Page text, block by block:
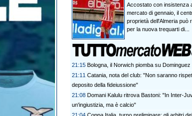
Accostato con insistenza
mercato di gennaio, il
proprietà dell'Almeria può
per la nuova trequarti di...
21:15 Bologna, il Norwich piomba su
21:11 Catania, nota del club: "Non saranno
deposito della fideiussione"
21:08 Domani Kalulu ritrova Bastoni: "In Inter-
un'ingiustizia, ma è calcio"